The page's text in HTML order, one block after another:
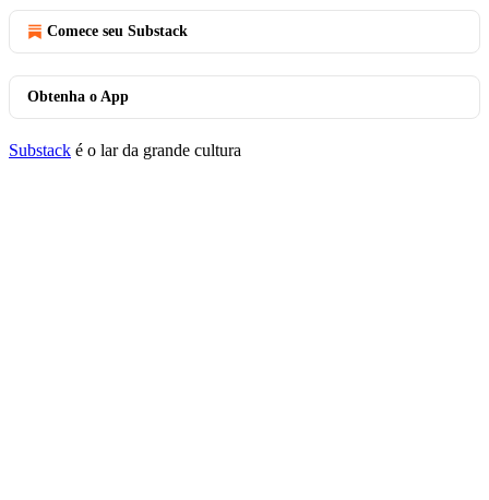
Comece seu Substack
Obtenha o App
Substack é o lar da grande cultura